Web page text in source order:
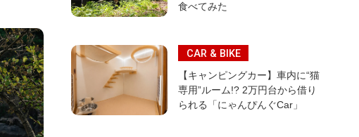
食べてみた
CAR & BIKE
【キャンピングカー】車内に“猫
専用”ルーム!? 2万円台から借り
られる「にゃんぴんぐCar」